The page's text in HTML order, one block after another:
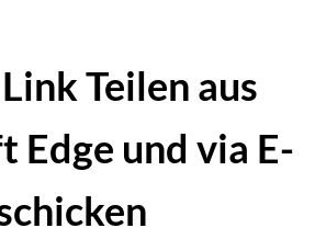
Teilen aus
Edge und via E-